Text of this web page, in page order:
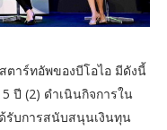
าร์ทอัพของบีโอไอ มีดังนี้
ปี (2) ดำเนินกิจการใน
รับการสนับสนุนเงินทุน